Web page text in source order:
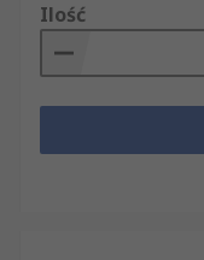
Ilość